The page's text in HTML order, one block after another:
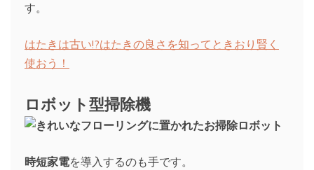
す。
はたきは古い!?はたきの良さを知ってときおり賢く
使おう！
ロボット型掃除機
時短家電を導入するのも手です。